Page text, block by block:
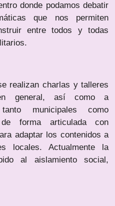
donde podamos debatir
que nos permiten
entre todos y todas
realizan charlas y talleres
general, así como a
municipales como
de forma articulada con
adaptar los contenidos a
locales. Actualmente la
al aislamiento social,